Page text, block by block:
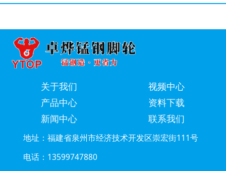
关于我们
产品中心
新闻中心
视频中心
资料下载
联系我们
地址：福建省泉州市经济技术开发区崇宏街111号
电话：13599747880